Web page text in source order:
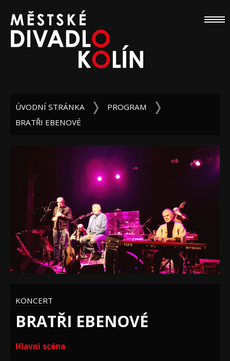
ÚVODNÍ STRÁNKA
PROGRAM
BRATŘI EBENOVÉ
KONCERT
BRATŘI EBENOVÉ
Hlavní scéna